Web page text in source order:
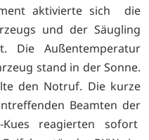
aktivierte sich die
und der Säugling
Die Außentemperatur
stand in der Sonne.
den Notruf. Die kurze
Beamten der
Kues reagierten sofort